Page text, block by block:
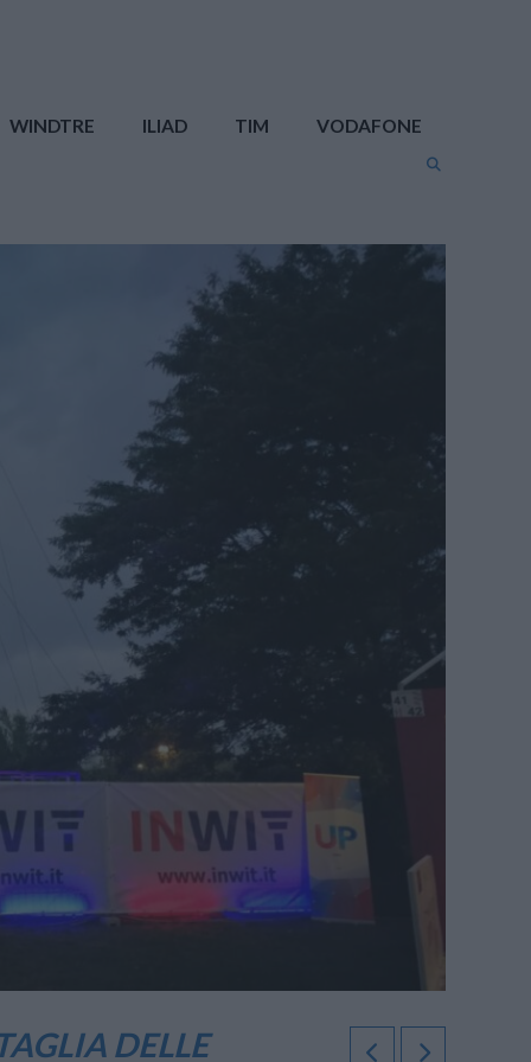
WINDTRE ILIAD TIM VODAFONE
DELLE